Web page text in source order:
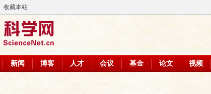
收藏本站
新闻 博客 人才 会议 基金 论文 视频